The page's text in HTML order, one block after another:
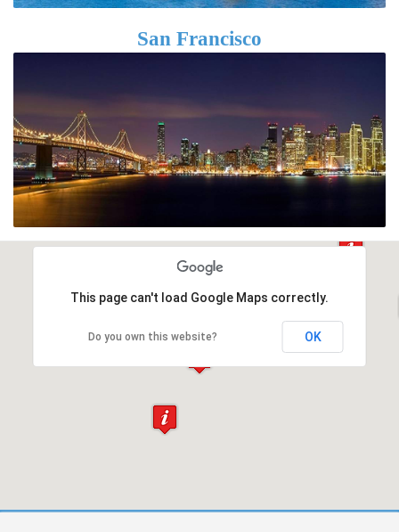
San Francisco
This page can't load Google Maps correctly.
Do you own this website? OK